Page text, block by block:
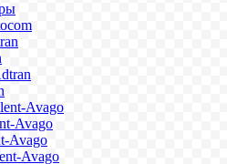
Avago
Avago
Avago
Avago